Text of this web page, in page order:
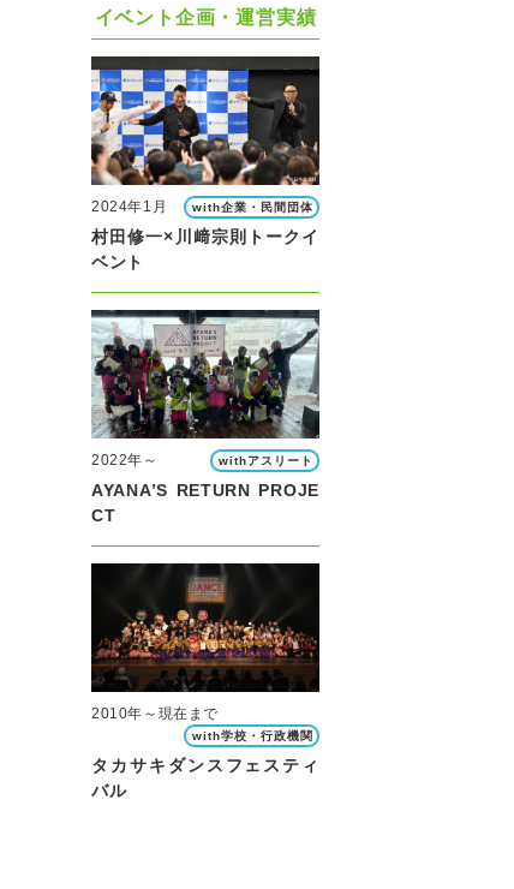
イベント企画・運営実績
2024年1月 with企業・民間団体
村田修一×川﨑宗則トークイ
ベント
2022年～ withアスリート
AYANA’S RETURN PROJE
CT
2010年～現在まで
with学校・行政機関
タカサキダンスフェスティ
バル